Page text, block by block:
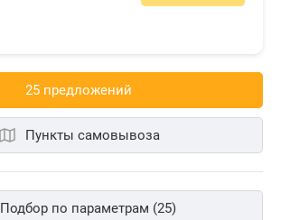
25 предложений
Пункты самовывоза
Подбор по параметрам (25)